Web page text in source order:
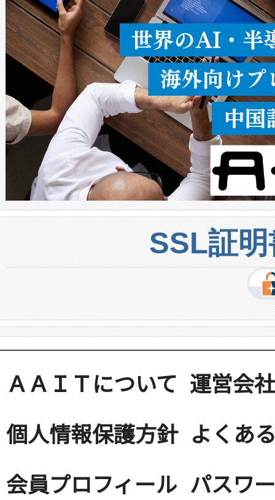
密度なスキャ […]
SSL証
ＡＡＩＴについて 運営会社
個人情報保護方針 よくあ
会員プロフィール パスワ